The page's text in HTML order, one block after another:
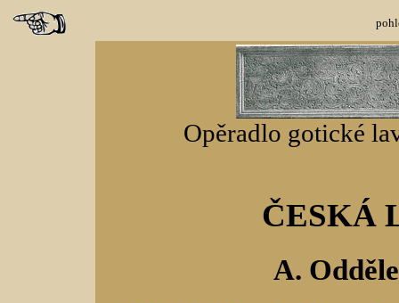
Opěradlo gotické
ČESKÁ
A.